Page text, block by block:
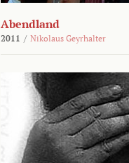
Abendland
2011 / Nikolaus Geyrhalter